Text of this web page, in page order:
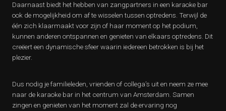
Daarnaast biedt het hebben van zangpartners in een karaoke bar
ook de mogelijkheid om af te wisselen tussen optredens. Terwijl de
één zich klaarmaakt voor zijn of haar moment op het podium,
kunnen anderen ontspannen en genieten van elkaars optredens. Dit
creëert een dynamische sfeer waarin iedereen betrokken is bij het
plezier.
Dus nodig je familieleden, vrienden of collega’s uit en neem ze mee
naar de karaoke bar in het centrum van Amsterdam. Samen
zingen en genieten van het moment zal de ervaring nog